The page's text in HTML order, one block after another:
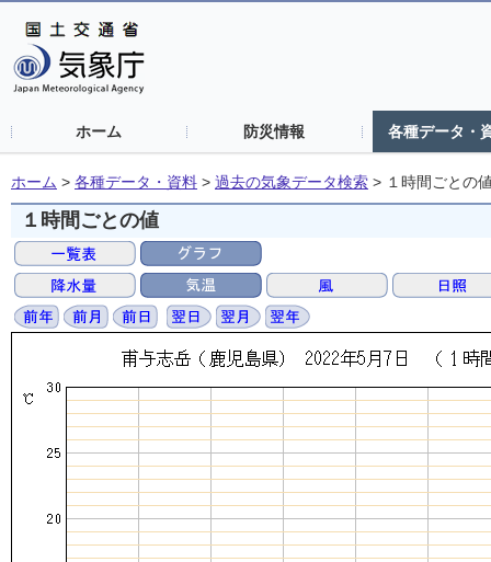
ホーム 防災情報 各種データ・
ホーム > 各種データ・資料 > 過去の気象データ検索 > １時間ごとの
１時間ごとの値